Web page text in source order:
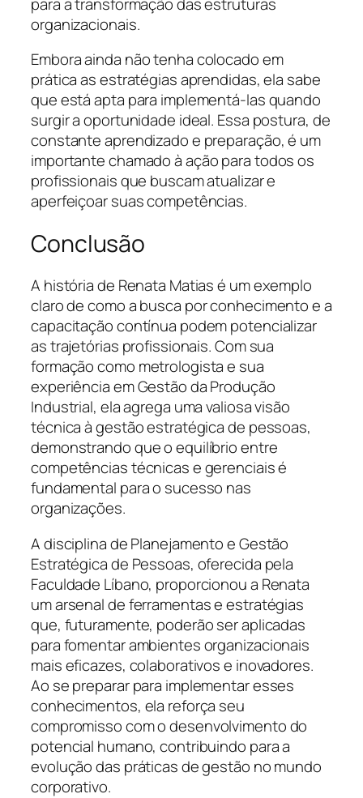
organizacionais.
Embora ainda não tenha colocado em
prática as estratégias aprendidas, ela sabe
que está apta para implementá-las quando
surgir a oportunidade ideal. Essa postura, de
constante aprendizado e preparação, é um
importante chamado à ação para todos os
profissionais que buscam atualizar e
aperfeiçoar suas competências.
Conclusão
A história de Renata Matias é um exemplo
claro de como a busca por conhecimento e a
capacitação contínua podem potencializar
as trajetórias profissionais. Com sua
formação como metrologista e sua
experiência em Gestão da Produção
Industrial, ela agrega uma valiosa visão
técnica à gestão estratégica de pessoas,
demonstrando que o equilíbrio entre
competências técnicas e gerenciais é
fundamental para o sucesso nas
organizações.
A disciplina de Planejamento e Gestão
Estratégica de Pessoas, oferecida pela
Faculdade Líbano, proporcionou a Renata
um arsenal de ferramentas e estratégias
que, futuramente, poderão ser aplicadas
para fomentar ambientes organizacionais
mais eficazes, colaborativos e inovadores.
Ao se preparar para implementar esses
conhecimentos, ela reforça seu
compromisso com o desenvolvimento do
potencial humano, contribuindo para a
evolução das práticas de gestão no mundo
corporativo.